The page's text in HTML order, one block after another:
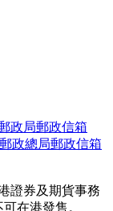
政局郵政信箱
政總局郵政信箱
證券及期貨事務
在港發售。